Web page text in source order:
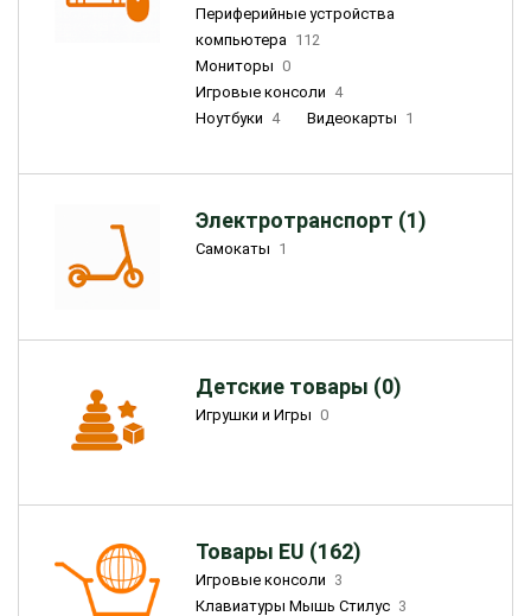
Периферийные устройства
компьютера 112
Мониторы 0
Игровые консоли 4
Ноутбуки 4 Видеокарты 1
Электротранспорт (1)
Самокаты 1
Детские товары (0)
Игрушки и Игры 0
Товары EU (162)
Игровые консоли 3
Клавиатуры Мышь Стилус 3